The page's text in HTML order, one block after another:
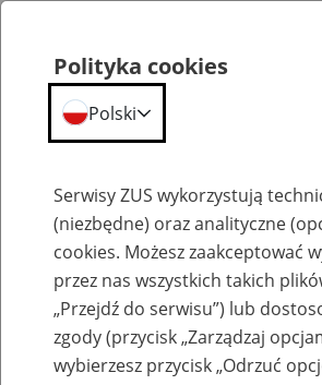
Szkolenia
Polityka cookies
Polski
Serwisy ZUS wykorzystują
(niezbędne) oraz analityczne
cookies. Możesz zaakceptować
przez nas wszystkich takich
„Przejdź do serwisu”) lub
zgody (przycisk „Zarządzaj
wybierzesz przycisk „Odrzuć